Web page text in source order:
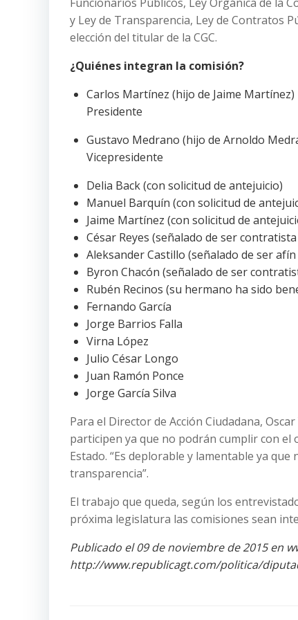
y Ley de Transparencia, Ley de Contratos
elección del titular de la CGC.
¿Quiénes integran la comisión?
Carlos Martínez (hijo de Jaime Martínez)
Presidente
Gustavo Medrano (hijo de Arnoldo
Vicepresidente
Delia Back (con solicitud de antejuicio)
Manuel Barquín (con solicitud de
Jaime Martínez (con solicitud de
César Reyes (señalado de ser
Aleksander Castillo (señalado de ser
Byron Chacón (señalado de ser
Rubén Recinos (su hermano ha sido
Fernando García
Jorge Barrios Falla
Virna López
Julio César Longo
Juan Ramón Ponce
Jorge García Silva
Para el Director de Acción Ciudadana,
participen ya que no podrán cumplir con el
Estado. “Es deplorable y lamentable ya
transparencia”.
El trabajo que queda, según los
próxima legislatura las comisiones sean
Publicado el 09 de noviembre de 2015 en
http://www.republicagt.com/politica/